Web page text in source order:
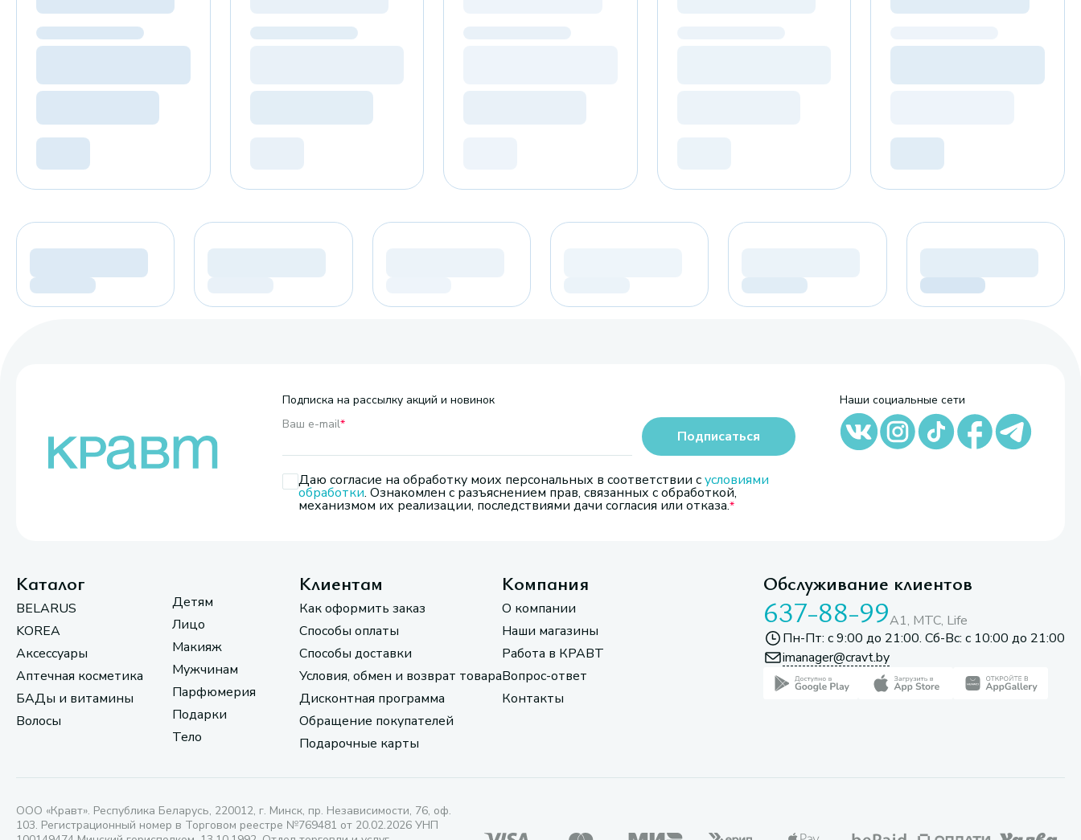
Подписка на рассылку акций и новинок
Ваш e-mail*
Даю согласие на обработку моих персональных в соответствии сусловиями
обработки. Ознакомлен с разъяснением прав, связанных с обработкой,
механизмом их реализации, последствиями дачи согласия или отказа.
Подписаться
Наши социальные сети
Каталог
BELARUS
KOREA
Аксессуары
Аптечная косметика
БАДы и витамины
Волосы
Детям
Лицо
Макияж
Мужчинам
Парфюмерия
Подарки
Тело
Клиентам
Как оформить заказ
Способы оплаты
Способы доставки
Условия, обмен и возврат товара
Дисконтная программа
Обращение покупателей
Подарочные карты
Компания
О компании
Наши магазины
Работа в КРАВТ
Вопрос-ответ
Контакты
Обслуживание клиентов
637-88-99A1, МТС, Life
Пн-Пт: с 9:00 до 21:00. Сб-Вс: с 10:00 до 21:00
imanager@cravt.by
ООО «Кравт». Республика Беларусь, 220012, г. Минск, пр. Независимости, 76, оф.
103. Регистрационный номер в Торговом реестре №769481 от 20.02.2026 УНП